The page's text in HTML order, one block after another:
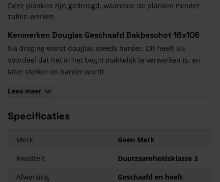
Deze planken zijn gedroogd, waardoor de planken minder
zullen werken.
Kenmerken Douglas Geschaafd Dakbeschot 16x106
Na droging wordt douglas steeds harder. Dit heeft als
voordeel dat het in het begin makkelijk te verwerken is, en
later sterker en harder wordt.
waardoor er veel minder scheurvormingen ontstaan.
Lees meer
Specificaties
Merk
Geen Merk
Kwaliteit
Duurzaamheidsklasse 3
Afwerking
Geschaafd en heeft